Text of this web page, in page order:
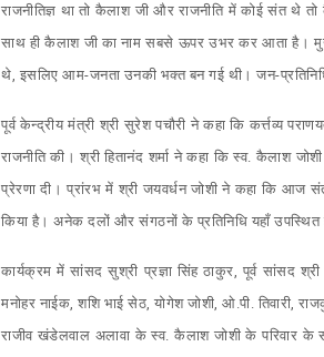
राजनीतिज्ञ था तो कैलाश जी और राजनीति में कोई संत थे
साथ ही कैलाश जी का नाम सबसे ऊपर उभर कर आता है।
थे, इसलिए आम-जनता उनकी भक्त बन गई थी। जन-
पूर्व केन्द्रीय मंत्री श्री सुरेश पचौरी ने कहा कि कर्त्तव्य
राजनीति की। श्री हितानंद शर्मा ने कहा कि स्व. कैलाश
प्रेरणा दी। प्रांरभ में श्री जयवर्धन जोशी ने कहा कि आज
किया है। अनेक दलों और संगठनों के प्रतिनिधि यहाँ उपस्थित
कार्यक्रम में सांसद सुश्री प्रज्ञा सिंह ठाकुर, पूर्व सांसद
मनोहर नाईक, शशि भाई सेठ, योगेश जोशी, ओ.पी. तिवारी,
राजीव खंडेलवाल अलावा के स्व. कैलाश जोशी के परिवार के